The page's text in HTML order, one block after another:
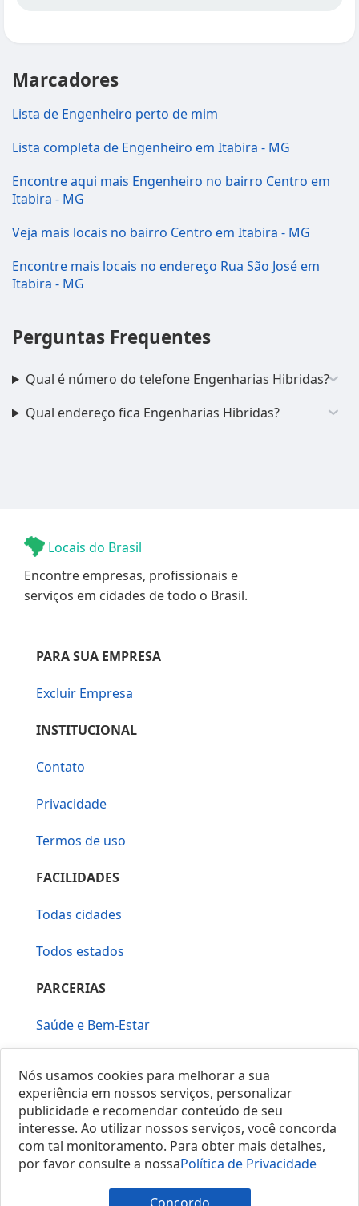
Marcadores
Lista de Engenheiro perto de mim
Lista completa de Engenheiro em Itabira - MG
Encontre aqui mais Engenheiro no bairro Centro em
Itabira - MG
Veja mais locais no bairro Centro em Itabira - MG
Encontre mais locais no endereço Rua São José em
Itabira - MG
Perguntas Frequentes
Qual é número do telefone Engenharias Hibridas?
Qual endereço fica Engenharias Hibridas?
Locais do Brasil
Encontre empresas, profissionais e
serviços em cidades de todo o Brasil.
PARA SUA EMPRESA
Excluir Empresa
INSTITUCIONAL
Contato
Privacidade
Termos de uso
FACILIDADES
Todas cidades
Todos estados
PARCERIAS
Saúde e Bem-Estar
© 2025 Locais do Brasil
Nós usamos cookies para melhorar a sua
experiência em nossos serviços, personalizar
publicidade e recomendar conteúdo de seu
interesse. Ao utilizar nossos serviços, você concorda
com tal monitoramento. Para obter mais detalhes,
por favor consulte a nossaPolítica de Privacidade
Concordo